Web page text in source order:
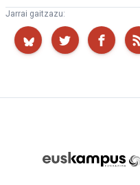
Jarrai gaitzazu: